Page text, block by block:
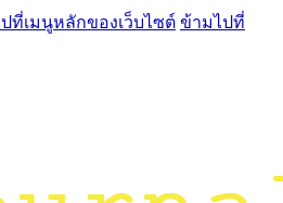
ที่เมนูหลักของเว็บไซต์ ข้ามไปที่